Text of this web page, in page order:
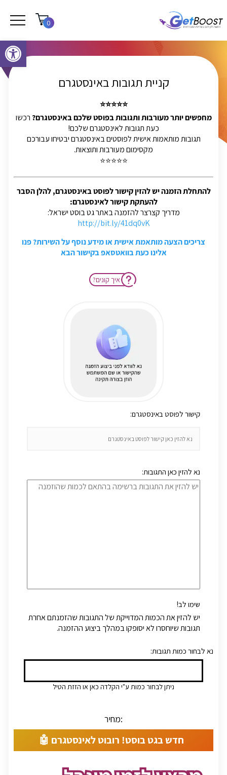
0
קניית תגובות באינסטגרם
⭐⭐⭐⭐⭐
מחפשים יותר מעורבות ותגובות בפוסט שלכם באינסטגרם?רכשו
כעת תגובות לאינסטגרם שלכם!
תגובות מותאמות אישית לפוסטים באינסטגרם יבטיחו עבורכם
מקסימום מעורבות ותוצאות.
⭐⭐⭐⭐⭐
להתחלת הזמנה יש להזין קישור לפוסט באינסטגרם, להלן הסבר
להעתקת קישור לאינסטגרם:
מדריך קצרצר להזמנה באתר גט בוסט ישראל:
http://bit.ly/41dq0vK
צריכים הצעה מותאמת אישית או מידע נוסף על השירות? פנו
אלינו כעת בוואטסאפ בקישור הבא
:נא לבחור כמות תגובות
ניתן לבחור כמות ע"י הקלדה כאן או הזזת הטיל
מחיר:
חדש בגט בוסט! רובוט לאינסטגרם 🤖
?איך קונים
:קישור לפוסט באינסטגרם
נא להזין כאן התגובות:
שימו לב!
יש להזין את הכמות המדוייקת של התגובות שהזמנתם אחרת
תגובות שיוחסרו לא יסופקו במהלך ביצוע ההזמנה.
פתח סרגל נגישות